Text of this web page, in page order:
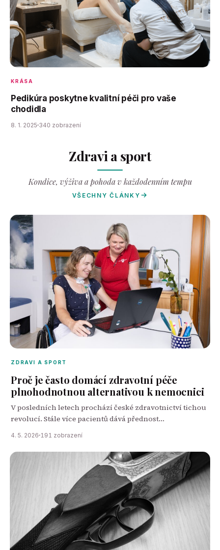
KRÁSA
Pedikúra poskytne kvalitní péči pro vaše
chodidla
8. 1. 2025 340 zobrazení
Zdravi a sport
Kondice, výživa a pohoda v každodenním tempu
VŠECHNY ČLÁNKY
ZDRAVI A SPORT
Proč je často domácí zdravotní péče
plnohodnotnou alternativou k nemocnici
V posledních letech prochází české zdravotnictví tichou
revolucí. Stále více pacientů dává přednost
rekonvalescenci v soukromí svých domovů před
zdravotní péče se stala moderním standardem,…
4. 5. 2026 191 zobrazení